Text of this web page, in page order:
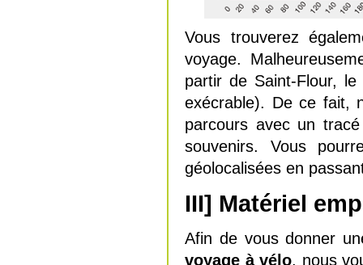
Vous trouverez
voyage.
partir de Saint-Flour,
exécrable). De ce fait,
parcours avec un
souvenirs. Vous
géolocalisées en
III] Matériel
Afin de vous donner
voyage à vélo, nous